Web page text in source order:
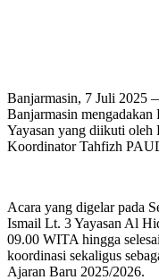
Banjarmasin, 7 Juli 2025
Banjarmasin
Yayasan yang diikuti
Koordinator Tahfizh
Acara yang digelar pada
Ismail Lt. 3 Yayasan Al
09.00 WITA hingga
koordinasi sekaligus
Ajaran Baru 2025/2026.